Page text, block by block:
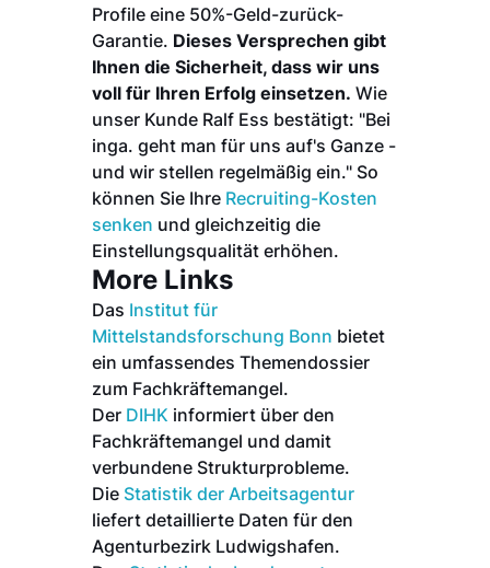
Profile eine 50%-Geld-zurück-
Garantie. Dieses Versprechen gibt
Ihnen die Sicherheit, dass wir uns
voll für Ihren Erfolg einsetzen. Wie
unser Kunde Ralf Ess bestätigt: "Bei
inga. geht man für uns auf's Ganze -
und wir stellen regelmäßig ein." So
können Sie Ihre Recruiting-Kosten
senken und gleichzeitig die
Einstellungsqualität erhöhen.
More Links
Das Institut für
Mittelstandsforschung Bonn bietet
ein umfassendes Themendossier
zum Fachkräftemangel.
Der DIHK informiert über den
Fachkräftemangel und damit
verbundene Strukturprobleme.
Die Statistik der Arbeitsagentur
liefert detaillierte Daten für den
Agenturbezirk Ludwigshafen.